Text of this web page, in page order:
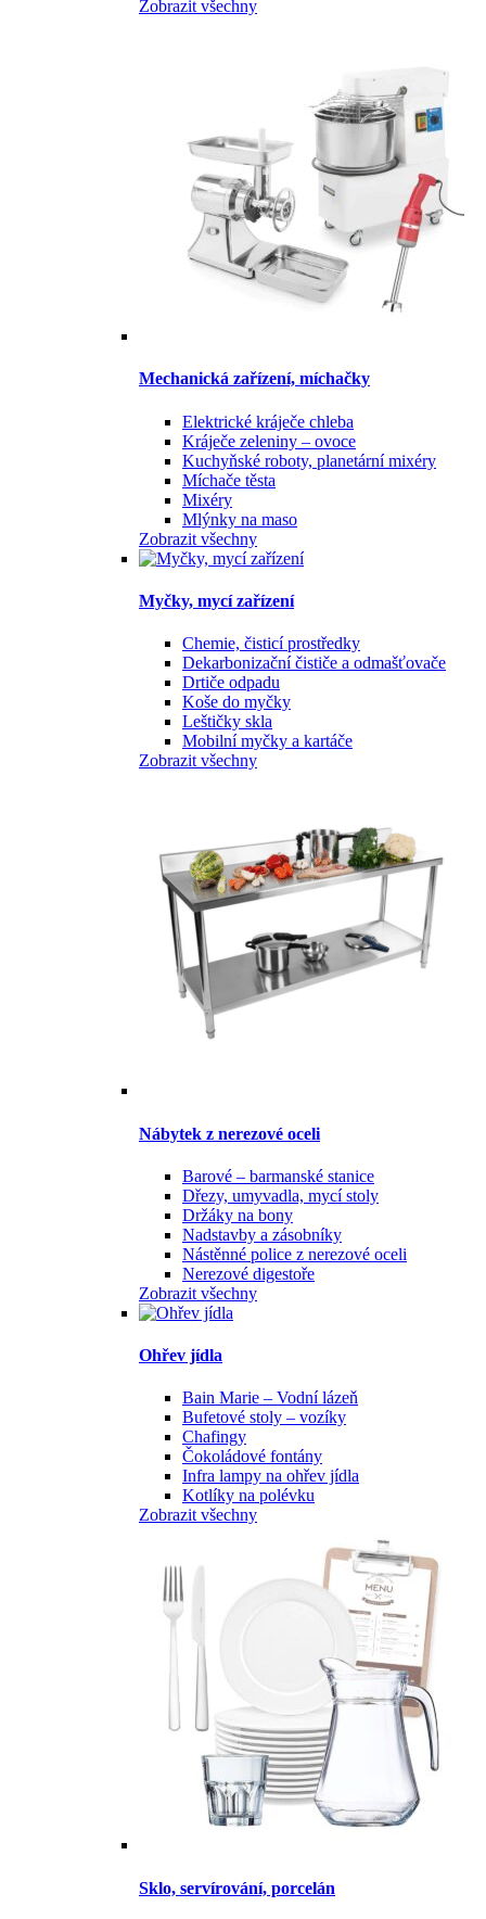
Zobrazit všechny
Mechanická zařízení, míchačky
Elektrické kráječe chleba
Kráječe zeleniny – ovoce
Kuchyňské roboty, planetární mixéry
Míchače těsta
Mixéry
Mlýnky na maso
Zobrazit všechny
Myčky, mycí zařízení
Chemie, čisticí prostředky
Dekarbonizační čističe a odmašťovače
Drtiče odpadu
Koše do myčky
Leštičky skla
Mobilní myčky a kartáče
Zobrazit všechny
Nábytek z nerezové oceli
Barové – barmanské stanice
Dřezy, umyvadla, mycí stoly
Držáky na bony
Nadstavby a zásobníky
Nástěnné police z nerezové oceli
Nerezové digestoře
Zobrazit všechny
Ohřev jídla
Bain Marie – Vodní lázeň
Bufetové stoly – vozíky
Chafingy
Čokoládové fontány
Infra lampy na ohřev jídla
Kotlíky na polévku
Zobrazit všechny
Sklo, servírování, porcelán